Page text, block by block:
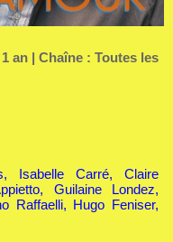
an | Chaîne : Toutes les
Isabelle Carré, Claire
Guilaine Londez,
Raffaelli, Hugo Feniser,